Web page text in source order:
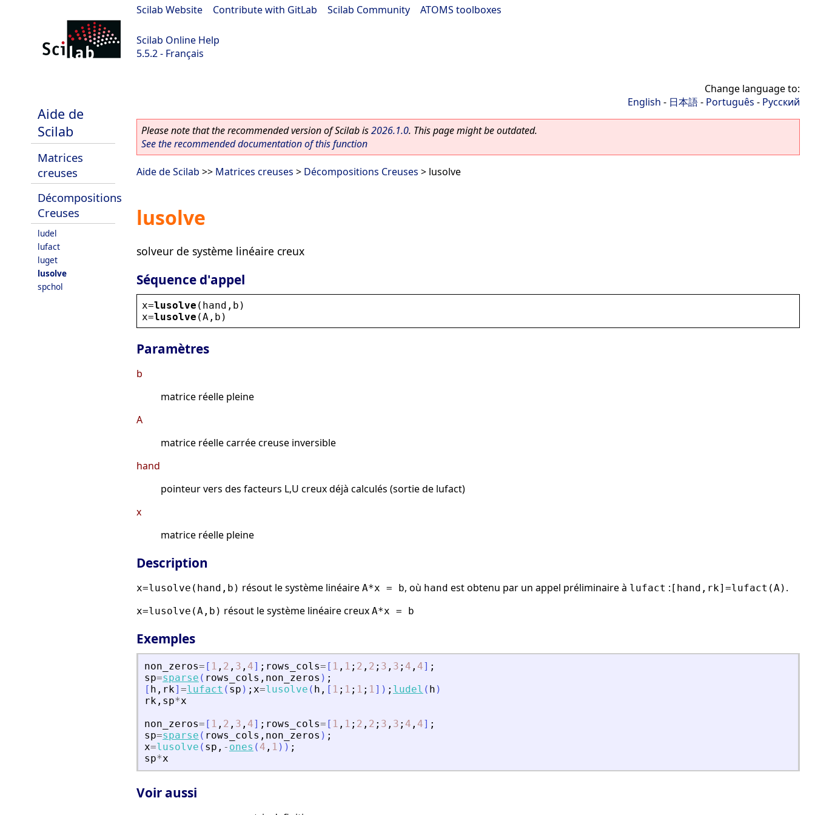
Scilab Website Contribute with GitLab Scilab Community ATOMS toolboxes
Scilab Online Help
5.5.2 - Français
Aide de
Scilab
Matrices
creuses
Décompositions
Creuses
ludel
lufact
luget
lusolve
spchol
Change language to:
English - 日本語- Português - Русский
Please note that the recommended version of Scilab is2026.1.0. This page might be outdated.
See the recommended documentation of this function
Aide de Scilab >> Matrices creuses > Décompositions Creuses > lusolve
lusolve
solveur de système linéaire creux
Séquence d'appel
x=lusolve ( hand , b )
x=lusolve (A , b )
Paramètres
b
matrice réelle pleine
A
matrice réelle carrée creuse inversible
hand
pointeur vers des facteurs L,U creux déjà calculés (sortie de lufact)
x
matrice réelle pleine
Description
x=lusolve(hand,b) résout le système linéaire A*x = b, où hand est obtenu par un appel préliminaire à lufact : [hand,rk]=lufact(A) .
x=lusolve(A,b) résout le système linéaire creux A*x = b
Exemples
non_zeros= [ 1 , 2 , 3 , 4] ; rows_cols= [ 1 , 1 ; 2 , 2 ; 3 , 3 ; 4 , 4] ;
sp=sparse ( rows_cols , non_zeros ) ;
[ h , rk] =lufact ( sp ) ; x=lusolve ( h , [ 1 ; 1 ; 1 ; 1] ) ; ludel ( h )
rk , sp*x
non_zeros= [ 1 , 2 , 3 , 4] ; rows_cols= [ 1 , 1 ; 2 , 2 ; 3 , 3 ; 4 , 4] ;
sp=sparse ( rows_cols , non_zeros ) ;
x=lusolve ( sp , - ones ( 4 , 1 ) ) ;
sp*x
Voir aussi